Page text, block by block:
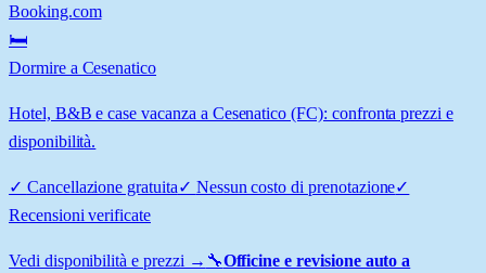
Booking.com
🛏️
Dormire a Cesenatico
Hotel, B&B e case vacanza a Cesenatico (FC): confronta prezzi e
disponibilità.
✓ Cancellazione gratuita✓ Nessun costo di prenotazione✓
Recensioni verificate
Vedi disponibilità e prezzi → 🔧Officine e revisione auto a